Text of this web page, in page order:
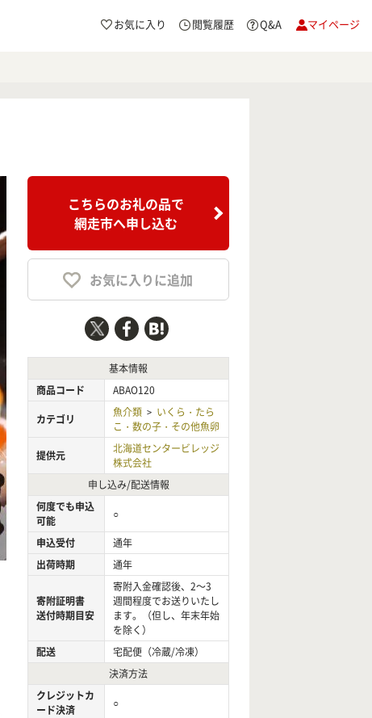
お気に入り 閲覧履歴 Q&A マイページ
こちらのお礼の品で
網走市へ申し込む
お気に入りに追加
基本情報
商品コード
ABAO120
カテゴリ
魚介類 > いくら・たら
こ・数の子・その他魚卵
提供元
北海道センタービレッジ
株式会社
申し込み/配送情報
何度でも申込
可能
○
申込受付
通年
出荷時期
通年
寄附証明書
送付時期目安
寄附入金確認後、2～3
週間程度でお送りいたし
ます。（但し、年末年始
を除く）
配送
宅配便（冷蔵/冷凍）
決済方法
クレジットカ
ード決済
○